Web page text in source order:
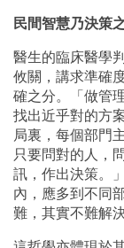
民間智慧乃決策
醫生的臨床醫學
攸關，講求準確
確之分。「做管
找出近乎對的方
局裏，每個部門
只要問對的人，
訊，作出決策。
內，應多到不同
難，其實不難解